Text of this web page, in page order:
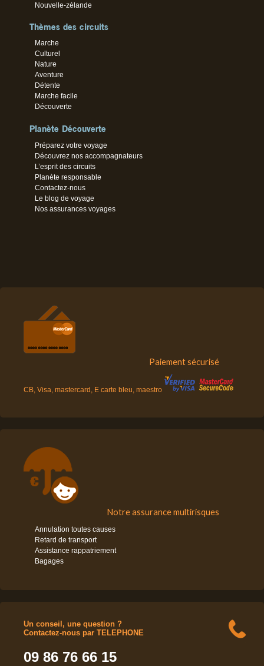
Nouvelle-zélande
Thèmes des circuits
Marche
Culturel
Nature
Aventure
Détente
Marche facile
Découverte
Planète Découverte
Préparez votre voyage
Découvrez nos accompagnateurs
L’esprit des circuits
Planète responsable
Contactez-nous
Le blog de voyage
Nos assurances voyages
Paiement sécurisé
CB, Visa, mastercard, E carte bleu, maestro
Notre assurance multirisques
Annulation toutes causes
Retard de transport
Assistance rappatriement
Bagages
Un conseil, une question ?
Contactez-nous par TELEPHONE
09 86 76 66 15